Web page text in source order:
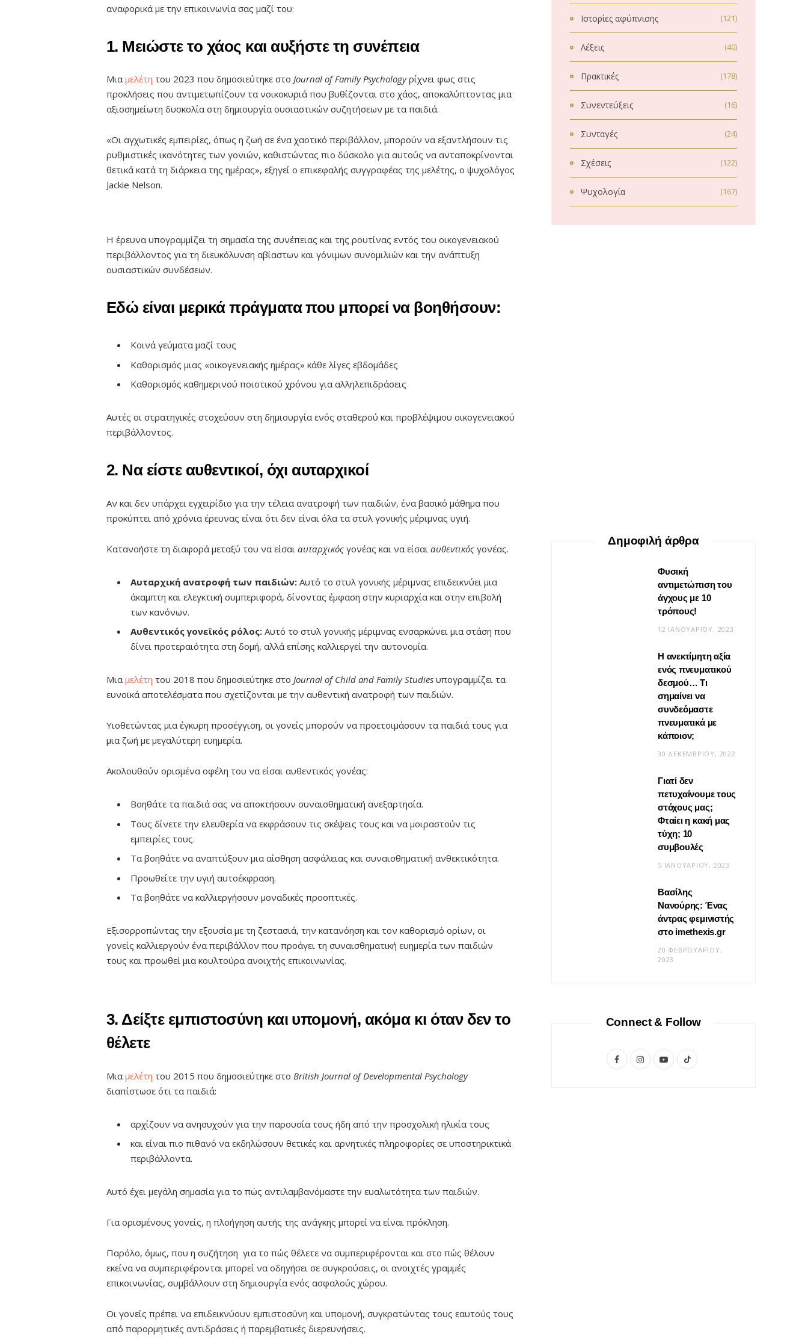
αναφορικά με την επικοινωνία σας μαζί του:
1. Μειώστε το χάος και αυξήστε τη συνέπεια
Μια μελέτη του 2023 που δημοσιεύτηκε στο Journal of Family Psychologyρίχνει φως στις
προκλήσεις που αντιμετωπίζουν τα νοικοκυριά που βυθίζονται στο χάος, αποκαλύπτοντας μια
αξιοσημείωτη δυσκολία στη δημιουργία ουσιαστικών συζητήσεων με τα παιδιά.
«Οι αγχωτικές εμπειρίες, όπως η ζωή σε ένα χαοτικό περιβάλλον, μπορούν να εξαντλήσουν τις
ρυθμιστικές ικανότητες των γονιών, καθιστώντας πιο δύσκολο για αυτούς να ανταποκρίνονται
θετικά κατά τη διάρκεια της ημέρας», εξηγεί ο επικεφαλής συγγραφέας της μελέτης, ο ψυχολόγος
Jackie Nelson.
Η έρευνα υπογραμμίζει τη σημασία της συνέπειας και της ρουτίνας εντός του οικογενειακού
περιβάλλοντος για τη διευκόλυνση αβίαστων και γόνιμων συνομιλιών και την ανάπτυξη
ουσιαστικών συνδέσεων.
Εδώ είναι μερικά πράγματα που μπορεί να βοηθήσουν:
Κοινά γεύματα μαζί τους
Καθορισμός μιας «οικογενειακής ημέρας» κάθε λίγες εβδομάδες
Καθορισμός καθημερινού ποιοτικού χρόνου για αλληλεπιδράσεις
Αυτές οι στρατηγικές στοχεύουν στη δημιουργία ενός σταθερού και προβλέψιμου οικογενειακού
περιβάλλοντος.
2. Να είστε αυθεντικοί, όχι αυταρχικοί
Αν και δεν υπάρχει εγχειρίδιο για την τέλεια ανατροφή των παιδιών, ένα βασικό μάθημα που
προκύπτει από χρόνια έρευνας είναι ότι δεν είναι όλα τα στυλ γονικής μέριμνας υγιή.
Κατανοήστε τη διαφορά μεταξύ του να είσαι αυταρχικός γονέας και να είσαι αυθεντικός γονέας.
Αυταρχική ανατροφή των παιδιών: Αυτό το στυλ γονικής μέριμνας επιδεικνύει μια
άκαμπτη και ελεγκτική συμπεριφορά, δίνοντας έμφαση στην κυριαρχία και στην επιβολή
των κανόνων.
Αυθεντικός γονεϊκός ρόλος: Αυτό το στυλ γονικής μέριμνας ενσαρκώνει μια στάση που
δίνει προτεραιότητα στη δομή, αλλά επίσης καλλιεργεί την αυτονομία.
Μια μελέτη του 2018 που δημοσιεύτηκε στο Journal of Child and Family Studies υπογραμμίζει τα
ευνοϊκά αποτελέσματα που σχετίζονται με την αυθεντική ανατροφή των παιδιών.
Υιοθετώντας μια έγκυρη προσέγγιση, οι γονείς μπορούν να προετοιμάσουν τα παιδιά τους για
μια ζωή με μεγαλύτερη ευημερία.
Ακολουθούν ορισμένα οφέλη του να είσαι αυθεντικός γονέας:
Βοηθάτε τα παιδιά σας να αποκτήσουν συναισθηματική ανεξαρτησία.
Τους δίνετε την ελευθερία να εκφράσουν τις σκέψεις τους και να μοιραστούν τις
εμπειρίες τους.
Τα βοηθάτε να αναπτύξουν μια αίσθηση ασφάλειας και συναισθηματική ανθεκτικότητα.
Προωθείτε την υγιή αυτοέκφραση.
Τα βοηθάτε να καλλιεργήσουν μοναδικές προοπτικές.
Εξισορροπώντας την εξουσία με τη ζεστασιά, την κατανόηση και τον καθορισμό ορίων, οι
γονείς καλλιεργούν ένα περιβάλλον που προάγει τη συναισθηματική ευημερία των παιδιών
τους και προωθεί μια κουλτούρα ανοιχτής επικοινωνίας.
3. Δείξτε εμπιστοσύνη και υπομονή, ακόμα κι όταν δεν το
θέλετε
Μια μελέτη του 2015 που δημοσιεύτηκε στο British Journal of Developmental Psychology
διαπίστωσε ότι τα παιδιά:
αρχίζουν να ανησυχούν για την παρουσία τους ήδη από την προσχολική ηλικία τους
και είναι πιο πιθανό να εκδηλώσουν θετικές και αρνητικές πληροφορίες σε υποστηρικτικά
περιβάλλοντα.
Αυτό έχει μεγάλη σημασία για το πώς αντιλαμβανόμαστε την ευαλωτότητα των παιδιών.
Για ορισμένους γονείς, η πλοήγηση αυτής της ανάγκης μπορεί να είναι πρόκληση.
Παρόλο, όμως, που η συζήτηση για το πώς θέλετε να συμπεριφέρονται και στο πώς θέλουν
εκείνα να συμπεριφέρονται μπορεί να οδηγήσει σε συγκρούσεις, οι ανοιχτές γραμμές
επικοινωνίας, συμβάλλουν στη δημιουργία ενός ασφαλούς χώρου.
Οι γονείς πρέπει να επιδεικνύουν εμπιστοσύνη και υπομονή, συγκρατώντας τους εαυτούς τους
από παρορμητικές αντιδράσεις ή παρεμβατικές διερευνήσεις.
Ιστορίες αφύπνισης (121)
Λέξεις (40)
Πρακτικές (178)
Συνεντεύξεις (16)
Συνταγές (24)
Σχέσεις (122)
Ψυχολογία (167)
Βίντεο: Μεταμόρφωσε το
φουλάρι σου σε κιμονό
20 ΜΑΪ́ΟΥ, 2026
ΣΧΈΣΕΙΣ
Η φροντίδα δεν είναι «δώσ’ το
Δημοφιλή άρθρα
Φυσική
αντιμετώπιση του
άγχους με 10
τρόπους!
12 ΙΑΝΟΥΑΡΊΟΥ, 2023
Η ανεκτίμητη αξία
ενός πνευματικού
δεσμού… Τι
σημαίνει να
συνδεόμαστε
πνευματικά με
κάποιον;
30 ΔΕΚΕΜΒΡΊΟΥ, 2022
Γιατί δεν
πετυχαίνουμε τους
στόχους μας;
Φταίει η κακή μας
τύχη; 10
συμβουλές
5 ΙΑΝΟΥΑΡΊΟΥ, 2023
Βασίλης
Νανούρης: Ένας
άντρας φεμινιστής
στο imethexis.gr
20 ΦΕΒΡΟΥΑΡΊΟΥ,
2023
Connect & Follow
F
I
Y
T